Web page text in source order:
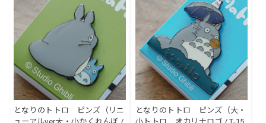
となりのトトロ ピンズ（リニ
となりのトトロ ピンズ（大・